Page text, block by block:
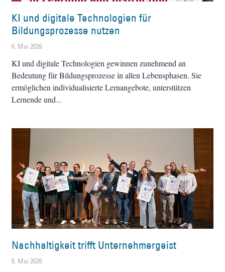
KI und digitale Technologien für
Bildungsprozesse nutzen
6. Mai 2026
KI und digitale Technologien gewinnen zunehmend an
Bedeutung für Bildungsprozesse in allen Lebensphasen. Sie
ermöglichen individualisierte Lernangebote, unterstützen
Lernende und
Nachhaltigkeit trifft Unternehmergeist
6. Mai 2026